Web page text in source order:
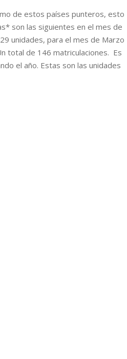
de estos países punteros, esto
son las siguientes en el mes de
unidades, para el mes de Marzo
total de 146 matriculaciones. Es
el año. Estas son las unidades